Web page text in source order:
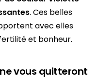
. Ces belles
avec elles
et bonheur.
vous quitteront